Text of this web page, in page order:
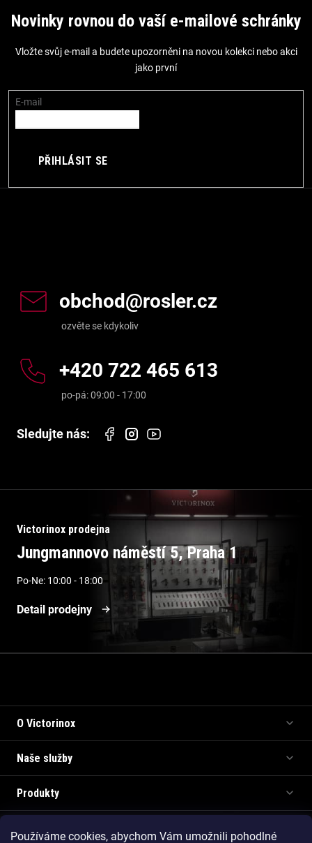
Používáme cookies, abychom Vám umožnili pohodlné
Novinky rovnou do vaší e-mailové schránky
Vložte svůj e-mail a budete upozorněni na novou kolekci nebo akci
jako první
E-mail
PŘIHLÁSIT SE
obchod@rosler.cz
+420 722 465 613
Victorinox prodejna
Jungmannovo náměstí 5, Praha 1
Po-Ne: 10:00 - 18:00
Detail prodejny
O Victorinox
Naše služby
Produkty
Copyright 2026 Victorinox.cz . Všechna práva vyhrazena.